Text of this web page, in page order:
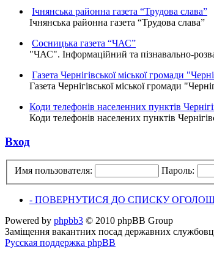
Ічнянська районна газета “Трудова слава”
Ічнянська районна газета “Трудова слава”
Сосницька газета “ЧАС”
"ЧАС". Інформаційний та пізнавально-
Газета Чернігівської міської громади
Газета Чернігівської міської громади
Коди телефонів населенних пунктів
Коди телефонів населених пунктів
Вход
Имя пользователя: Пароль:
- ПОВЕРНУТИСЯ ДО СПИСКУ
Powered by phpbb3 © 2010 phpBB Group
Заміщення вакантних посад державних
Русская поддержка phpBB